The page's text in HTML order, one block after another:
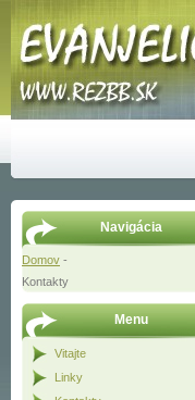
Navigácia
Domov -
Kontakty
Menu
Vitajte
Linky